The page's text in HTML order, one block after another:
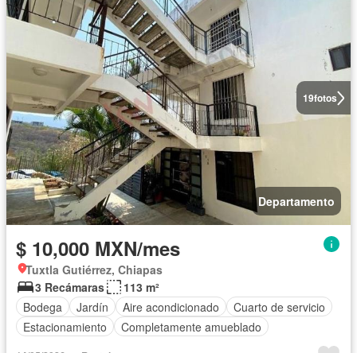
19fotos
Departamento
$ 10,000 MXN/mes
Tuxtla Gutiérrez, Chiapas
3 Recámaras
113 m²
Bodega
Jardín Aire acondicionado
Cuarto de servicio
Estacionamiento
Completamente amueblado